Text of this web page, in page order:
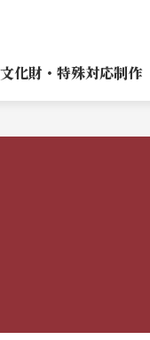
文化財・特殊対応制作